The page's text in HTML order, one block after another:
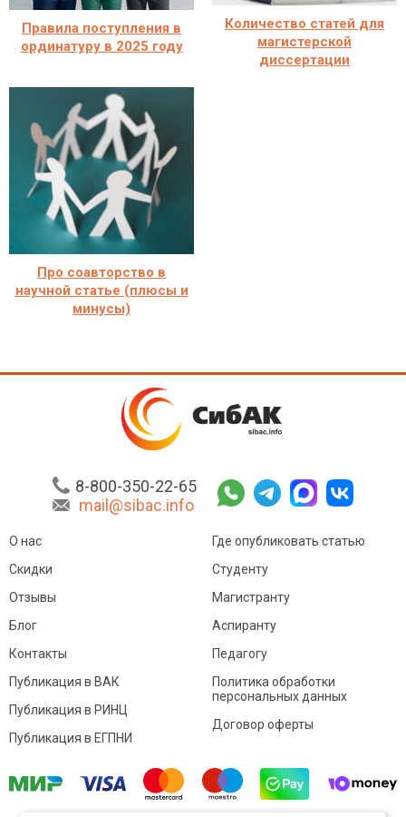
Правила поступления в
ординатуру в 2025 году
Количество статей для
магистерской
диссертации
Про соавторство в
научной статье (плюсы и
минусы)
8-800-350-22-65
mail@sibac.info
О нас
Скидки
Отзывы
Блог
Контакты
Где опубликовать статью
Студенту
Магистранту
Аспиранту
Педагогу
Публикация в ВАК
Публикация в РИНЦ
Публикация в ЕГПНИ
Политика обработки
персональных данных
Договор оферты